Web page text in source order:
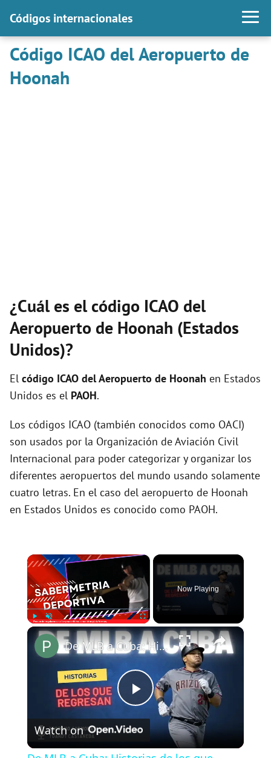
Códigos internacionales
Código ICAO del Aeropuerto de
Hoonah
¿Cuál es el código ICAO del
Aeropuerto de Hoonah (Estados
Unidos)?
El código ICAO delAeropuerto de Hoonah en Estados
Unidos es el PAOH.
Los códigos ICAO (también conocidos como OACI)
son usados por la Organización de Aviación Civil
Internacional para poder categorizar y organizar los
diferentes aeropuertos del mundo usando solamente
cuatro letras. En el caso del aeropuerto de Hoonah
en Estados Unidos es conocido como PAOH.
×
Play Unmute Fullscreen
Now Playing
×
P
De MLB a Cuba: Historias de los que regresan
Watch on